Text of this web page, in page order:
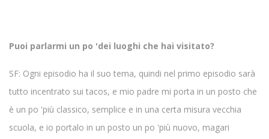
Puoi parlarmi un po 'dei luoghi che hai visitato?
SF: Ogni episodio ha il suo tema, quindi nel primo episodio sarà
tutto incentrato sui tacos, e mio padre mi porta in un posto che
è un po 'più classico, semplice e in una certa misura vecchia
scuola, e io portalo in un posto un po 'più nuovo, magari